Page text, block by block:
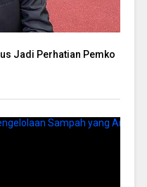
Jadi Perhatian Pemko